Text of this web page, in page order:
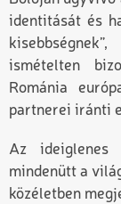
identitását és
ismételten
Románia
partnerei iránti
Az ideiglenes
mindenütt a
közéletben